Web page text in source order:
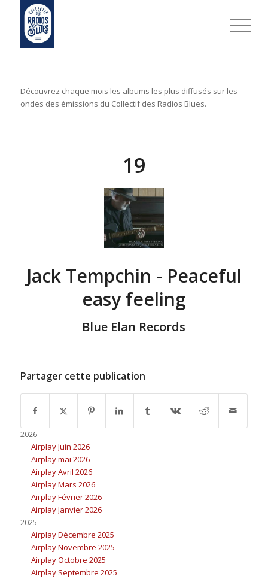
Découvrez chaque mois les albums les plus diffusés sur les
ondes des émissions du Collectif des Radios Blues.
19
Jack Tempchin - Peaceful
easy feeling
Blue Elan Records
Partager cette publication
2026
Airplay Juin 2026
Airplay mai 2026
Airplay Avril 2026
Airplay Mars 2026
Airplay Février 2026
Airplay Janvier 2026
2025
Airplay Décembre 2025
Airplay Novembre 2025
Airplay Octobre 2025
Airplay Septembre 2025